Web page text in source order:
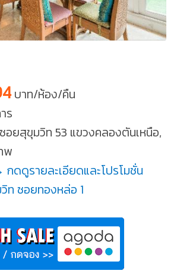
บาท/ห้อง/คืน
ร
อยสุขุมวิท 53 แขวงคลองตันเหนือ,
พ
กดดูรายละเอียดและโปรโมชั่น
ท ซอยทองหล่อ 1